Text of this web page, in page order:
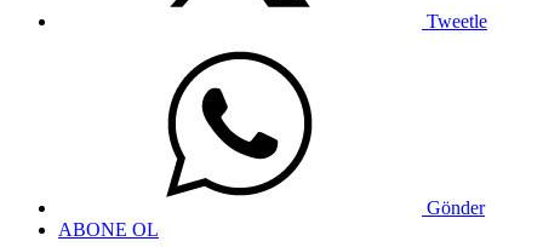
Tweetle
Gönder
ABONE OL